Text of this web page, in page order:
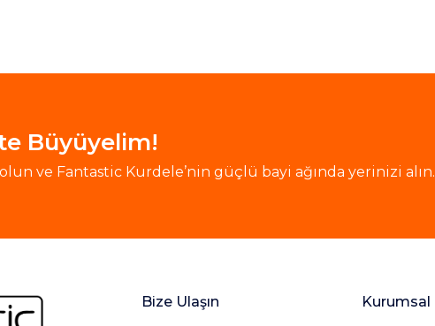
Büyüyelim!
ve Fantastic Kurdele’nin güçlü bayi ağında yerinizi alın.
Bize Ulaşın
Kurumsal